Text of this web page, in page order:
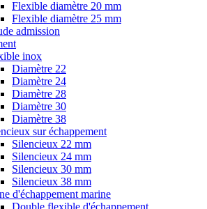
Flexible diamètre 20 mm
Flexible diamètre 25 mm
admission
inox
Diamètre 22
Diamètre 24
Diamètre 28
Diamètre 30
Diamètre 38
sur échappement
Silencieux 22 mm
Silencieux 24 mm
Silencieux 30 mm
Silencieux 38 mm
d'échappement marine
Double flexible d'échappement